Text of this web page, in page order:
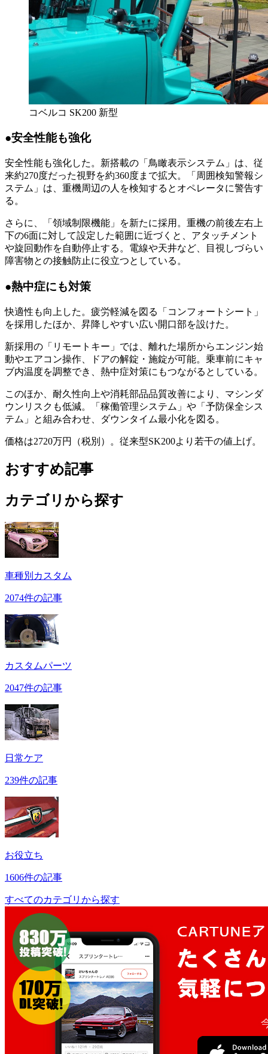
コベルコ SK200 新型
●安全性能も強化
安全性能も強化した。新搭載の「鳥瞰表示システム」は、従
来約270度だった視野を約360度まで拡大。「周囲検知警報シ
ステム」は、重機周辺の人を検知するとオペレータに警告す
る。
さらに、「領域制限機能」を新たに採用。重機の前後左右上
下の6面に対して設定した範囲に近づくと、アタッチメント
や旋回動作を自動停止する。電線や天井など、目視しづらい
障害物との接触防止に役立つとしている。
●熱中症にも対策
快適性も向上した。疲労軽減を図る「コンフォートシート」
を採用したほか、昇降しやすい広い開口部を設けた。
新採用の「リモートキー」では、離れた場所からエンジン始
動やエアコン操作、ドアの解錠・施錠が可能。乗車前にキャ
ブ内温度を調整でき、熱中症対策にもつながるとしている。
このほか、耐久性向上や消耗部品品質改善により、マシンダ
ウンリスクも低減。「稼働管理システム」や「予防保全シス
テム」と組み合わせ、ダウンタイム最小化を図る。
価格は2720万円（税別）。従来型SK200より若干の値上げ。
おすすめ記事
カテゴリから探す
車種別カスタム
2074件の記事
カスタムパーツ
2047件の記事
日常ケア
239件の記事
お役立ち
1606件の記事
すべてのカテゴリから探す